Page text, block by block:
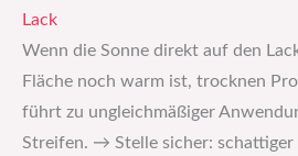
Lack
Wenn die Sonne direkt auf den
Fläche noch warm ist, trocknen
führt zu ungleichmäßiger
Streifen. → Stelle sicher: schattiger